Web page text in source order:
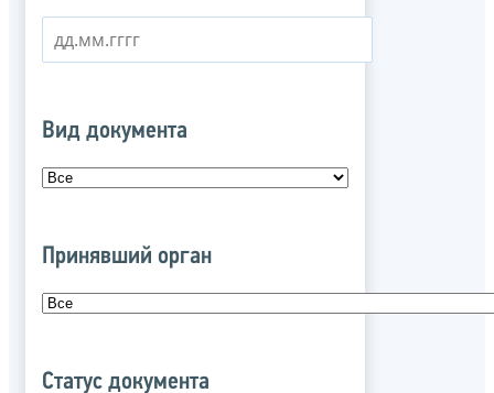
Вид документа
Принявший орган
Статус документа